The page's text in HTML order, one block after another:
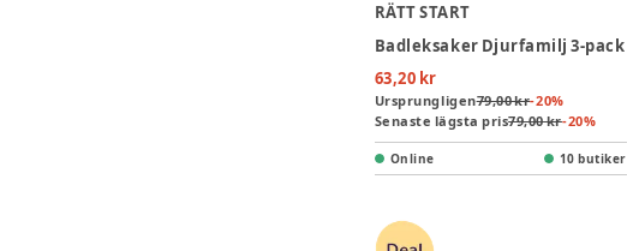
RÄTT START
Badleksaker Djurfamilj 3-pack
63,20 kr
Ursprungligen79,00 kr-20%
Senaste lägsta pris79,00 kr-20%
Online 10 butiker